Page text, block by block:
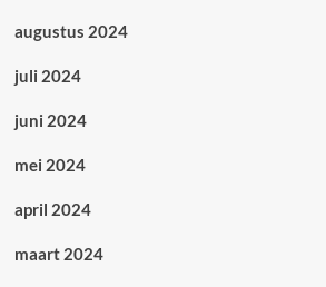
augustus 2024
juli 2024
juni 2024
mei 2024
april 2024
maart 2024